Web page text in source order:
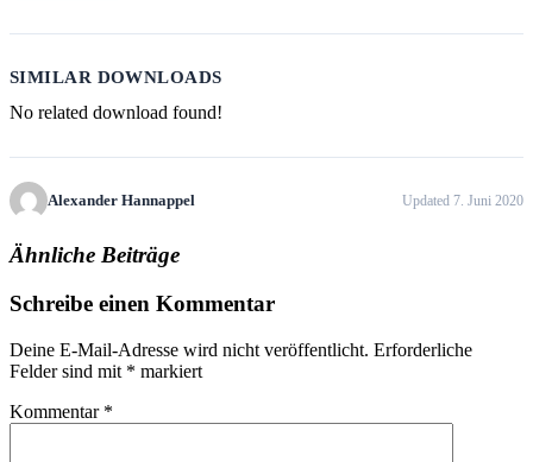
SIMILAR DOWNLOADS
No related download found!
Alexander Hannappel Updated 7. Juni 2020
Ähnliche Beiträge
Schreibe einen Kommentar
Deine E-Mail-Adresse wird nicht veröffentlicht. Erforderliche
Felder sind mit * markiert
Kommentar *